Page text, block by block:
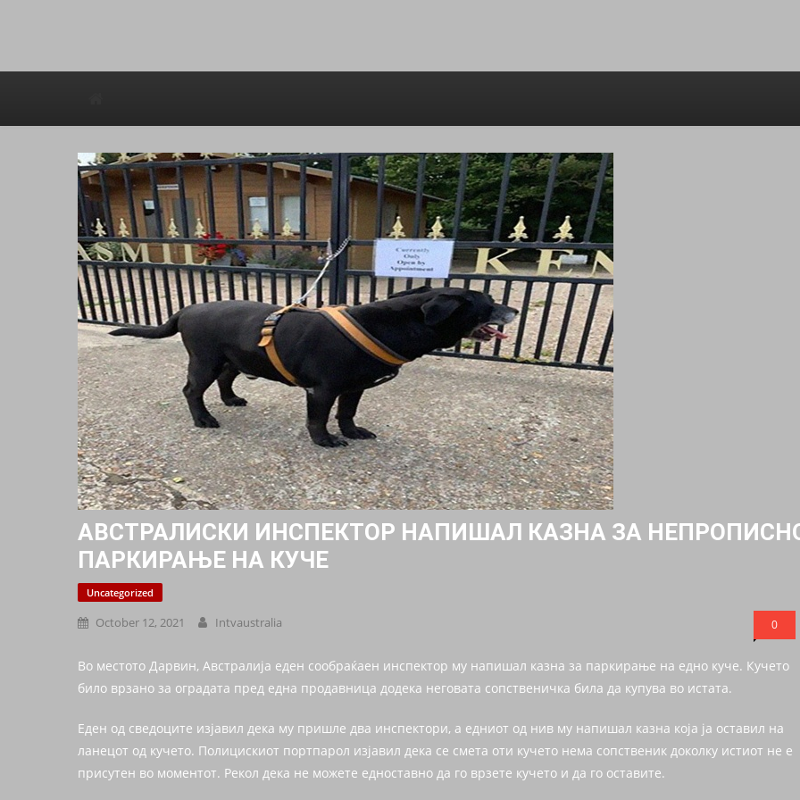
АВСТРАЛИСКИ ИНСПЕКТОР НАПИШАЛ КАЗНА ЗА
ПАРКИРАЊЕ НА КУЧЕ
Uncategorized
October 12, 2021 Intvaustralia 0
Во местото Дарвин, Австралија еден сообраќаен инспектор му напишал казна за паркирање на едно куче. Кучето
било врзано за оградата пред една продавница додека неговата сопственичка била да купува во истата.
Еден од сведоците изјавил дека му пришле два инспектори, а едниот од нив му напишал казна која ја оставил на
ланецот од кучето. Полицискиот портпарол изјавил дека се смета оти кучето нема сопственик доколку истиот не е
присутен во моментот. Рекол дека не можете едноставно да го врзете кучето и да го оставите.